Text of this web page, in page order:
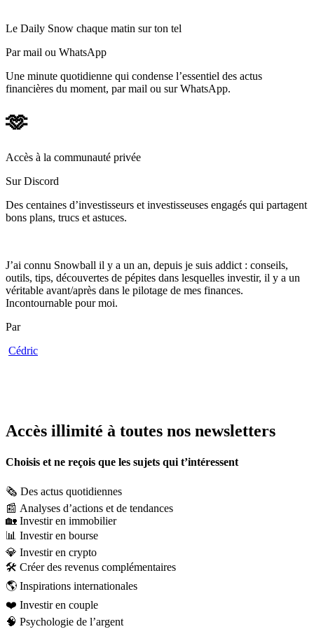
Le Daily Snow chaque matin sur ton tel
Par mail ou WhatsApp
Une minute quotidienne qui condense l’essentiel des actus
financières du moment, par mail ou sur WhatsApp.
🫶
Accès à la communauté privée
Sur Discord
Des centaines d’investisseurs et investisseuses engagés qui partagent
bons plans, trucs et astuces.
J’ai connu Snowball il y a un an, depuis je suis addict : conseils,
outils, tips, découvertes de pépites dans lesquelles investir, il y a un
véritable avant/après dans le pilotage de mes finances.
Incontournable pour moi.
Par
Cédric
Accès illimité à toutes nos newsletters
Choisis et ne reçois que les sujets qui t’intéressent
🗞️ Des actus quotidiennes
📰 Analyses d’actions et de tendances
🏡 Investir en immobilier
📊 Investir en bourse
💎 Investir en crypto
🛠️ Créer des revenus complémentaires
🌎 Inspirations internationales
❤️ Investir en couple
🧠 Psychologie de l’argent